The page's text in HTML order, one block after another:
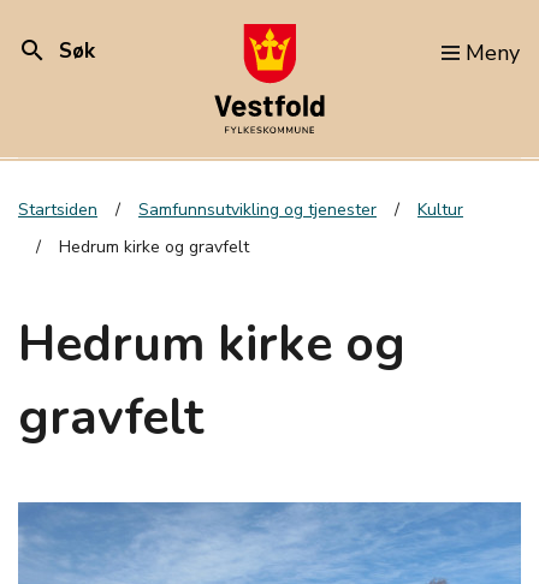
search Søk Meny
Startsiden Samfunnsutvikling og tjenester
Kultur
Hedrum kirke og gravfelt
Hedrum kirke og
gravfelt